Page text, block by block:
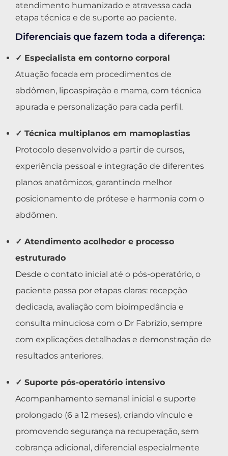
atendimento humanizado e atravessa cada
etapa técnica e de suporte ao paciente.
Diferenciais que fazem toda a diferença:
✓ Especialista em contorno corporal
Atuação focada em procedimentos de
abdômen, lipoaspiração e mama, com técnica
apurada e personalização para cada perfil.
✓ Técnica multiplanos em mamoplastias
Protocolo desenvolvido a partir de cursos,
experiência pessoal e integração de diferentes
planos anatômicos, garantindo melhor
posicionamento de prótese e harmonia com o
abdômen.
✓ Atendimento acolhedor e processo
estruturado
Desde o contato inicial até o pós-operatório, o
paciente passa por etapas claras: recepção
dedicada, avaliação com bioimpedância e
consulta minuciosa com o Dr Fabrizio, sempre
com explicações detalhadas e demonstração de
resultados anteriores.
✓ Suporte pós-operatório intensivo
Acompanhamento semanal inicial e suporte
prolongado (6 a 12 meses), criando vínculo e
promovendo segurança na recuperação, sem
cobrança adicional, diferencial especialmente